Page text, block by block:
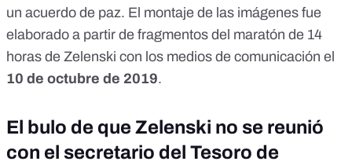
un acuerdo de paz. El montaje de las imágenes fue
elaborado a partir de fragmentos del maratón de 14
horas de Zelenski con los medios de comunicación el
10 de octubre de 2019.
El bulo de que Zelenski no se reunió
con el secretario del Tesoro de